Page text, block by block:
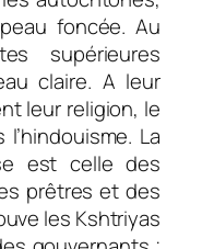
foncée. Au
supérieures
claire. A leur
leur religion, le
La
est celle des
prêtres et des
les Kshtriyas